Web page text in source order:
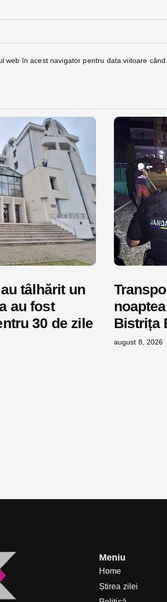
web în acest navigator pentru data viitoare când
tâlhărit un
au fost
30 de zile
Bistrița
august 8, 2026
Meniu
Home
Știrea zilei